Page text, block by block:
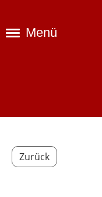
Menü
Zurück